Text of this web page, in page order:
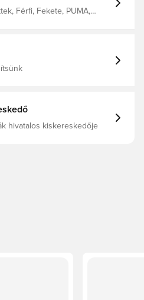
Férfi, Fekete, PUMA,
hivatalos kiskereskedője